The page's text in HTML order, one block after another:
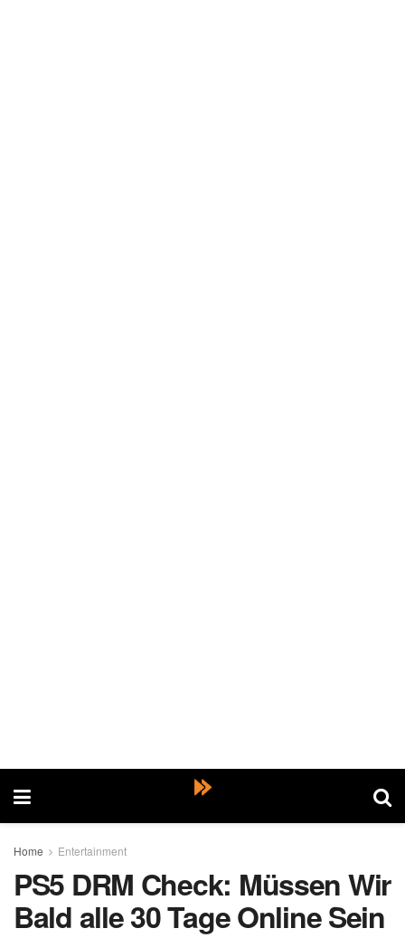
Home Entertainment
PS5 DRM Check: Müssen Wir
Bald alle 30 Tage Online Sein